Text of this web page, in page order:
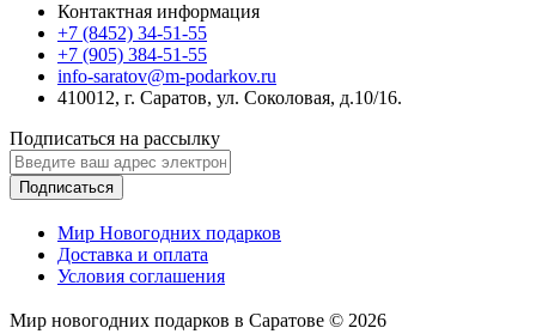
Контактная информация
+7 (8452) 34-51-55
+7 (905) 384-51-55
info-saratov@m-podarkov.ru
410012, г. Саратов, ул. Соколовая, д.10/16.
Подписаться на рассылку
Подписаться
Мир Новогодних подарков
Доставка и оплата
Условия соглашения
Мир новогодних подарков в Саратове © 2026